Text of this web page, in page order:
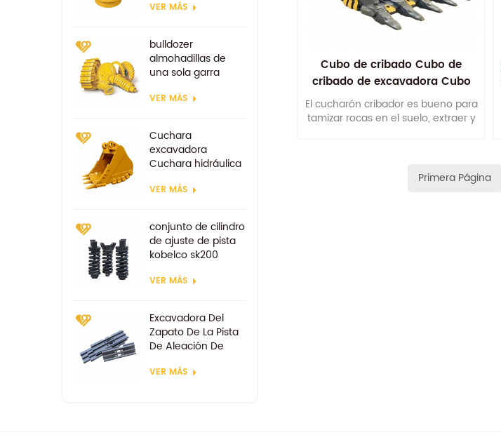
VER MÁS
bulldozer
almohadillas de
una sola garra
excavadora
VER MÁS
Cuchara
excavadora
Cuchara hidráulica
Cucharas
VER MÁS
conjunto de cilindro
de ajuste de pista
kobelco sk200
VER MÁS
Excavadora Del
Zapato De La Pista
De Aleación De
Zapatas
VER MÁS
Cubo de cribado Cubo de
cribado de excavadora Cubo
de esqueleto
El cucharón cribador es bueno para
tamizar rocas en el suelo, extraer y
Primera Página